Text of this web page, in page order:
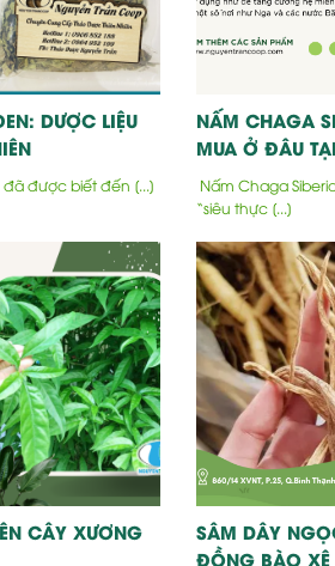
DƯỢC LIỆU
đã được biết đến [...]
NẤM CHAGA
MUA Ở ĐÂU
Nấm Chaga
“siêu thực [...]
CÂY XƯƠNG
SÂM DÂY
ĐỒNG BÀO